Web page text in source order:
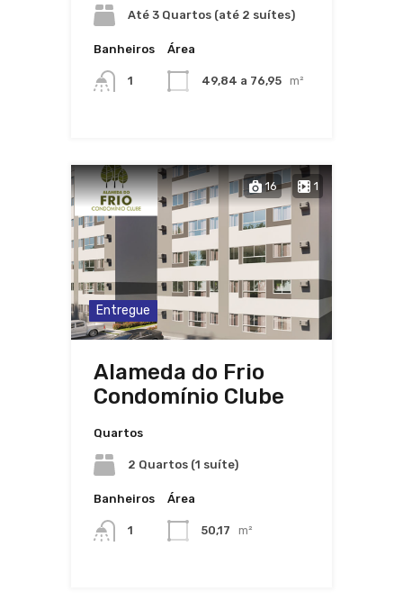
Até 3 Quartos (até 2 suítes)
Banheiros
1
Área
49,84 a 76,95 m²
16 1
Entregue
Alameda do Frio
Condomínio Clube
Quartos
2 Quartos (1 suíte)
Banheiros
1
Área
50,17 m²